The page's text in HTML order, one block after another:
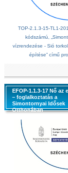
TOP-2.1.3-15-TL1-
kódszámú,
vízrendezése - Sió
építése” című
EFOP-1.1.3-17 Nő az
– foglalkoztatás a
Simontornyai Idősek
Otthonában